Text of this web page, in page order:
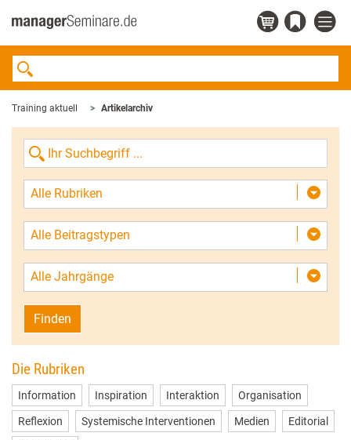
Training aktuell Artikelarchiv
Alle Rubriken
Alle Beitragstypen
Alle Jahrgänge
Finden
Die Rubriken
Information Inspiration Interaktion Organisation
Reflexion Systemische Interventionen Medien Editorial